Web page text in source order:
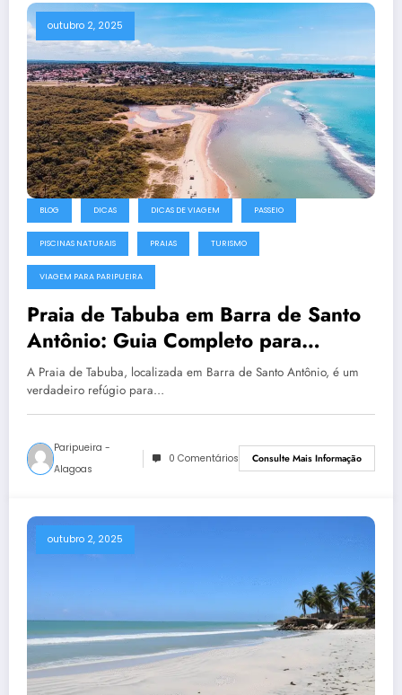
outubro 2, 2025
BLOG DICAS DICAS DE VIAGEM PASSEIO
PISCINAS NATURAIS PRAIAS TURISMO
VIAGEM PARA PARIPUEIRA
Praia de Tabuba em Barra de Santo
Antônio: Guia Completo para
Chegar e Aproveitar
A Praia de Tabuba, localizada em Barra de Santo Antônio, é um
verdadeiro refúgio para…
Paripueira -
Alagoas
0 Comentários Consulte Mais Informação
outubro 2, 2025